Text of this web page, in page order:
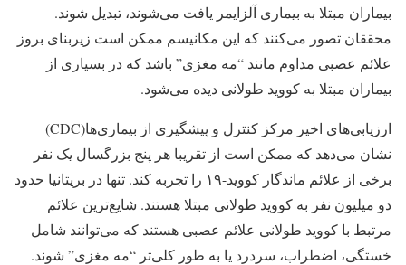
بیماران مبتلا به بیماری آلزایمر یافت می‌شوند، تبدیل شوند.
محققان تصور می‌کنند که این مکانیسم ممکن است زیربنای بروز
علائم عصبی مداوم مانند “مه مغزی” باشد که در بسیاری از
بیماران مبتلا به کووید طولانی دیده می‌شود.
ارزیابی‌های اخیر مرکز کنترل و پیشگیری از بیماری‌ها(CDC)
نشان می‌دهد که ممکن است از تقریبا هر پنج بزرگسال یک نفر
برخی از علائم ماندگار کووید-۱۹ را تجربه کند. تنها در بریتانیا حدود
دو میلیون نفر به کووید طولانی مبتلا هستند. شایع‌ترین علائم
مرتبط با کووید طولانی علائم عصبی هستند که می‌توانند شامل
خستگی، اضطراب، سردرد یا به طور کلی‌تر “مه مغزی” شوند.